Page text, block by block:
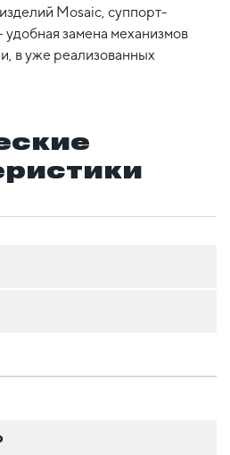
Mosaic, суппорт-
замена механизмов
в уже реализованных